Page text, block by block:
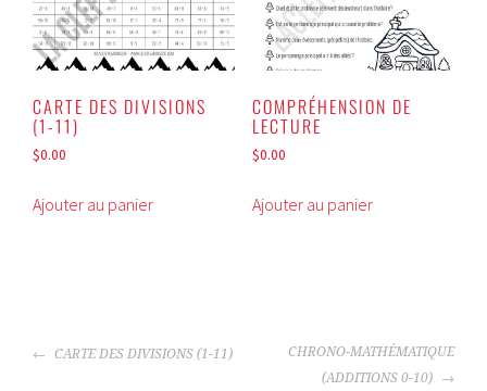
CARTE DES DIVISIONS
(1-11)
$0.00
Ajouter au panier
COMPRÉHENSION DE
LECTURE
$0.00
Ajouter au panier
NAVIGATION
CARTE DES DIVISIONS (1-11)
CHRONO-MATHÉMATIQUE
(ADDITIONS 0-10)